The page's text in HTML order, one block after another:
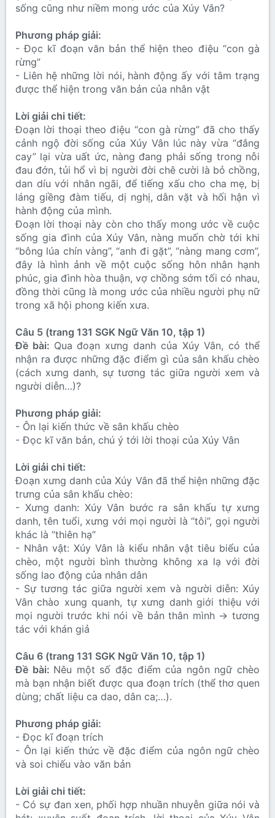
sống cũng như niềm mong ước của Xúy Vân?
Phương pháp giải:
- Đọc kĩ đoạn văn bản thể hiện theo điệu “con gà
rừng”
- Liên hệ những lời nói, hành động ấy với tâm trạng
được thể hiện trong văn bản của nhân vật
Lời giải chi tiết:
Đoạn lời thoại theo điệu “con gà rừng” đã cho thấy
cảnh ngộ đời sống của Xúy Vân lúc này vừa “đắng
cay” lại vừa uất ức, nàng đang phải sống trong nỗi
đau đớn, tủi hổ vì bị người đời chê cười là bỏ chồng,
dan díu với nhân ngãi, để tiếng xấu cho cha mẹ, bị
láng giềng đàm tiếu, dị nghị, dằn vặt và hối hận vì
hành động của mình.
Đoạn lời thoại này còn cho thấy mong ước về cuộc
sống gia đình của Xúy Vân, nàng muốn chờ tới khi
“bông lúa chín vàng”, “anh đi gặt”, “nàng mang cơm”,
đây là hình ảnh về một cuộc sống hôn nhân hạnh
phúc, gia đình hòa thuận, vợ chồng sớm tối có nhau,
đồng thời cũng là mong ước của nhiều người phụ nữ
trong xã hội phong kiến xưa.
Câu 5 (trang 131 SGK Ngữ Văn 10, tập 1)
Đề bài: Qua đoạn xưng danh của Xúy Vân, có thể
nhận ra được những đặc điểm gì của sân khấu chèo
(cách xưng danh, sự tương tác giữa người xem và
người diễn…)?
Phương pháp giải:
- Ôn lại kiến thức về sân khấu chèo
- Đọc kĩ văn bản, chú ý tới lời thoại của Xúy Vân
Lời giải chi tiết:
Đoạn xưng danh của Xúy Vân đã thể hiện những đặc
trưng của sân khấu chèo:
- Xưng danh: Xúy Vân bước ra sân khấu tự xưng
danh, tên tuổi, xưng với mọi người là “tôi”, gọi người
khác là “thiên hạ”
- Nhân vật: Xúy Vân là kiểu nhân vật tiêu biểu của
chèo, một người bình thường không xa lạ với đời
sống lao động của nhân dân
- Sự tương tác giữa người xem và người diễn: Xúy
Vân chào xung quanh, tự xưng danh giới thiệu với
mọi người trước khi nói về bản thân mình → tương
tác với khán giả
Câu 6 (trang 131 SGK Ngữ Văn 10, tập 1)
Đề bài: Nêu một số đặc điểm của ngôn ngữ chèo
mà bạn nhận biết được qua đoạn trích (thể thơ quen
dùng; chất liệu ca dao, dân ca;…).
Phương pháp giải:
- Đọc kĩ đoạn trích
- Ôn lại kiến thức về đặc điểm của ngôn ngữ chèo
và soi chiếu vào văn bản
Lời giải chi tiết:
- Có sự đan xen, phối hợp nhuần nhuyễn giữa nói và